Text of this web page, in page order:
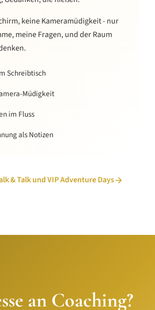
keine Kameramüdigkeit - nur
meine Fragen, und der Raum
Schreibtisch
Müdigkeit
im Fluss
als Notizen
& Talk und VIP Adventure Days
an Coaching?